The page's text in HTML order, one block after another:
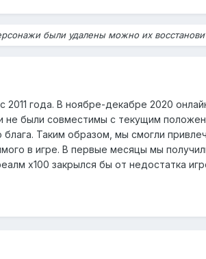
были удалены можно их
2011 года. В ноябре-декабре 2020
не были совместимы с текущим
Таким образом, мы смогли
в игре. В первые месяцы мы
х100 закрылся бы от недостатка